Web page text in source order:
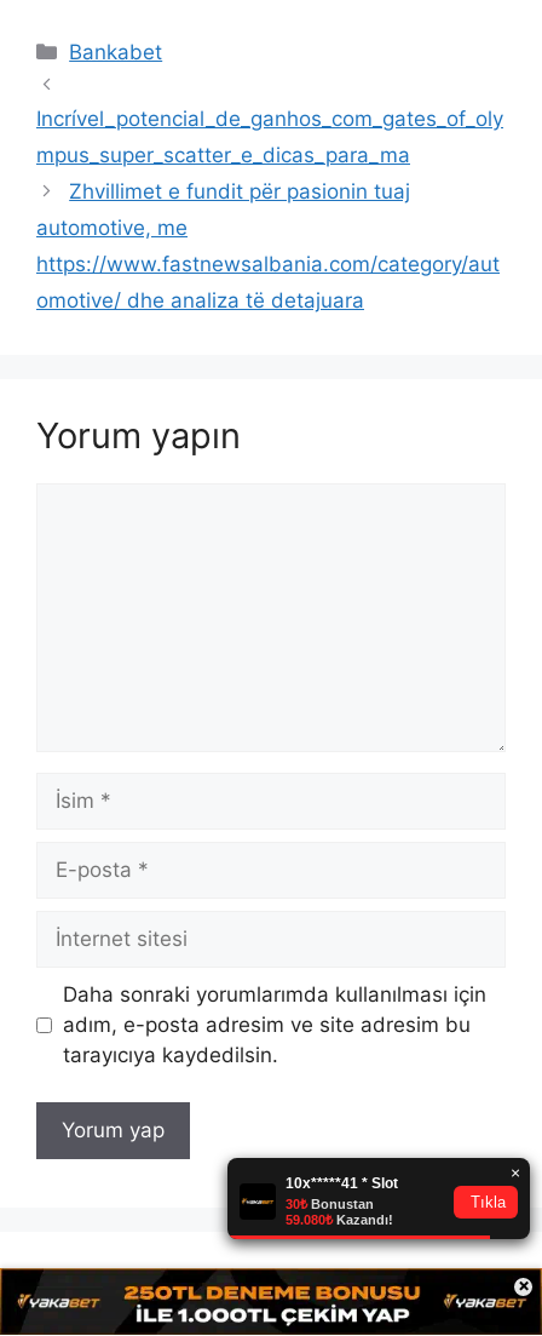
×
Kategoriler
Bankabet
Incrível_potencial_de_ganhos_com_gates_of_oly
mpus_super_scatter_e_dicas_para_ma
Zhvillimet e fundit për pasionin tuaj
automotive, me
https://www.fastnewsalbania.com/category/aut
omotive/ dhe analiza të detajuara
Yorum yapın
İsim
posta
İnternet
Daha sonraki yorumlarımda kullanılması için
adım, e-posta adresim ve site adresim bu
tarayıcıya kaydedilsin.
Son Yazılar